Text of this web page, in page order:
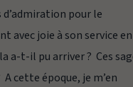
pour le
joie à son service
a-t-il pu arriver ? Ces
cette époque, je m’en